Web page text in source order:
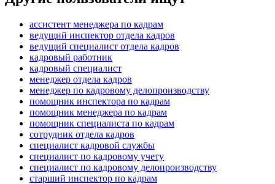
ассистент менеджера по кадрам
ведущий инспектор отдела кадров
ведущий специалист отдела кадров
кадровый работник
кадровый специалист
менеджер отдела кадров
менеджер по кадровому делопроизводству
помощник инспектора по кадрам
помощник менеджера по кадрам
помощник специалиста по кадрам
сотрудник отдела кадров
специалист кадровой службы
специалист по кадровому учету
специалист по кадровому делопроизводству
старший инспектор по кадрам